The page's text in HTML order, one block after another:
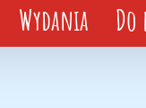
Wydania